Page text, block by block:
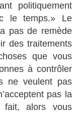
politiquement
le temps.» Le
pas de remède
des traitements
que vous
à contrôler
ne veulent pas
pas la
fait, alors vous